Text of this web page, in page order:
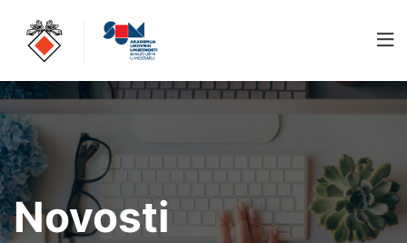
Novosti